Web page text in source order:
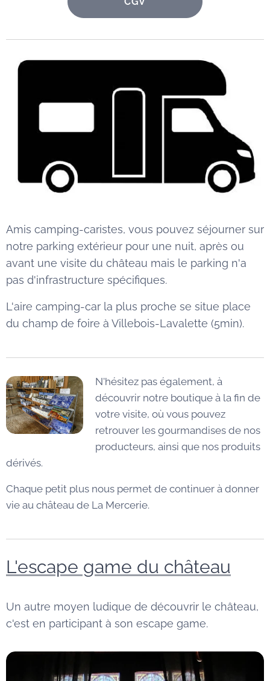
Amis camping-caristes, vous pouvez séjourner sur
notre parking extérieur pour une nuit, après ou
avant une visite du château mais le parking n'a
pas d'infrastructure spécifiques.
L'aire camping-car la plus proche se situe place
du champ de foire à Villebois-Lavalette (5min).
N'hésitez pas également, à
découvrir notre boutique à la fin de
votre visite, où vous pouvez
retrouver les gourmandises de nos
producteurs, ainsi que nos produits
dérivés.
Chaque petit plus nous permet de continuer à donner
vie au château de La Mercerie.
L'escape game du château
Un autre moyen ludique de découvrir le château,
c'est en participant à son escape game.